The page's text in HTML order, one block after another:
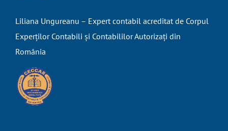
Liliana Ungureanu – Expert contabil acreditat de Corpul
Experților Contabili și Contabililor Autorizați din
România